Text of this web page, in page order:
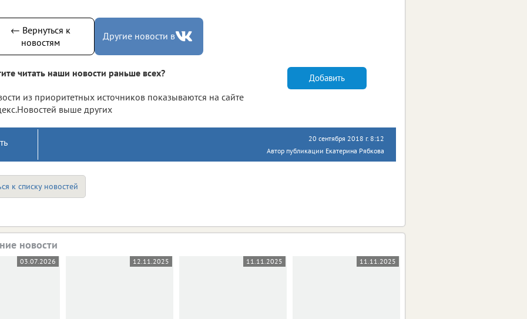
← Вернуться к
новостям
Другие новости в
читать наши новости раньше всех?
из приоритетных источников показываются на сайте
выше других
Добавить
20 сентября 2018 г. 8:12
Автор публикации Екатерина Рябкова
к списку новостей
новости
03.07.2026 12.11.2025 11.11.2025 11.11.2025